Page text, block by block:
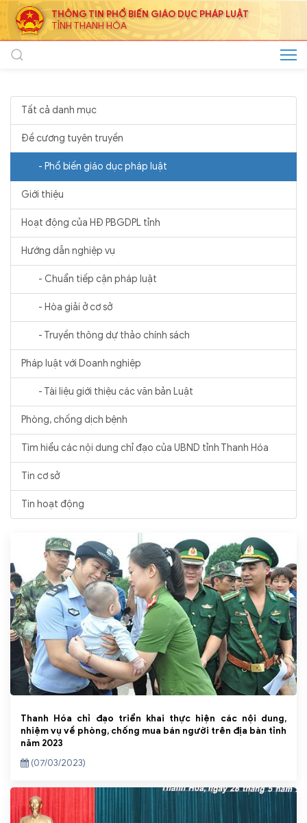
THÔNG TIN PHỔ BIẾN GIÁO DỤC PHÁP LUẬT
TỈNH THANH HÓA
Tất cả danh mục
Đề cương tuyên truyền
- Phổ biến giáo dục pháp luật
Giới thiệu
Hoạt động của HĐ PBGDPL tỉnh
Hướng dẫn nghiệp vụ
- Chuẩn tiếp cận pháp luật
- Hòa giải ở cơ sở
- Truyền thông dự thảo chính sách
Pháp luật với Doanh nghiệp
- Tài liệu giới thiệu các văn bản Luật
Phòng, chống dịch bệnh
Tìm hiểu các nội dung chỉ đạo của UBND tỉnh Thanh Hóa
Tin cơ sở
Tin hoạt động
Thanh Hóa chỉ đạo triển khai thực hiện các nội dung,
nhiệm vụ về phòng, chống mua bán người trên địa bàn tỉnh
năm 2023
(07/03/2023)